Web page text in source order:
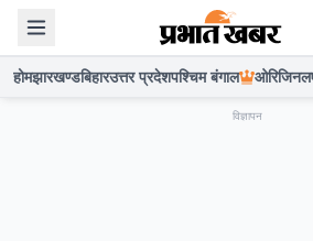
होमझारखण्डबिहारउत्तर प्रदेशपश्चिम बंगाल ओरिजिनल
विज्ञापन